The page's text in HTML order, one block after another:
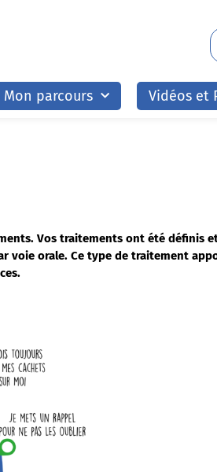
Mon parcours Vidéos et
Vos traitements ont été définis
voie orale. Ce type de traitement